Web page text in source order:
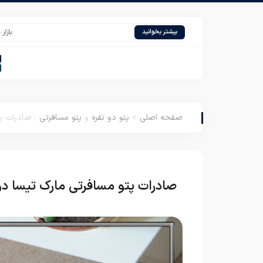
بیشتر بخوانید بازار خرید
صفحه اصلی > پتو دو نفره و پتو مسافرتی : صادرات
صادرات پتو مسافرتی مارک تیسا